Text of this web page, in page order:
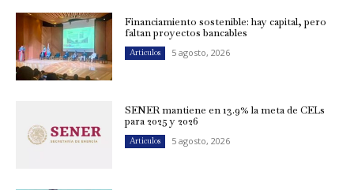
Financiamiento sostenible: hay capital, pero
faltan proyectos bancables
Artículos 5 agosto, 2026
SENER mantiene en 13.9% la meta de CELs
para 2025 y 2026
Artículos 5 agosto, 2026